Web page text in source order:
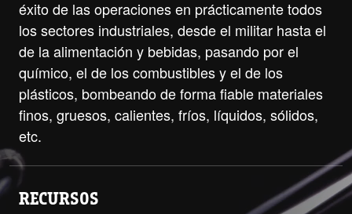
éxito de las operaciones en prácticamente todos
los sectores industriales, desde el militar hasta el
de la alimentación y bebidas, pasando por el
químico, el de los combustibles y el de los
plásticos, bombeando de forma fiable materiales
finos, gruesos, calientes, fríos, líquidos, sólidos,
etc.
RECURSOS